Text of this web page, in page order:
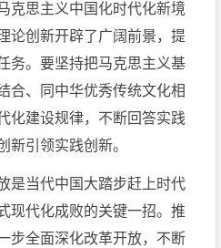
克思主义中国化时代化新境
论创新开辟了广阔前景，提
务。要坚持把马克思主义基
合、同中华优秀传统文化相
化建设规律，不断回答实践
新引领实践创新。
是当代中国大踏步赶上时代
现代化成败的关键一招。推
步全面深化改革开放，不断